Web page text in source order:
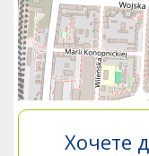
Хочете